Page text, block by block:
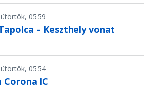
05.59
– Keszthely vonat
05.54
Corona IC